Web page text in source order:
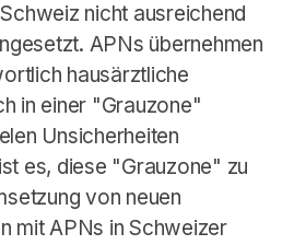
nicht ausreichend
APNs übernehmen
hausärztliche
in einer "Grauzone"
Unsicherheiten
es, diese "Grauzone" zu
von neuen
mit APNs in Schweizer